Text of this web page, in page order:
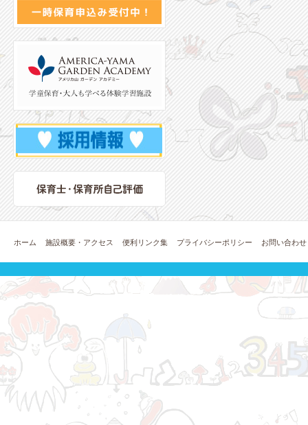
ホーム 施設概要・アクセス 便利リンク集 プライバシーポリシー お問い合わせ